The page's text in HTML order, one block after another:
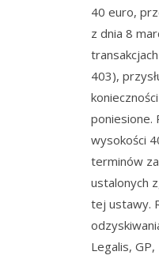
40 euro,
z dnia 8
403),
poniesione.
wysokości
terminów
ustalonych
tej ustawy.
Legalis, GP,